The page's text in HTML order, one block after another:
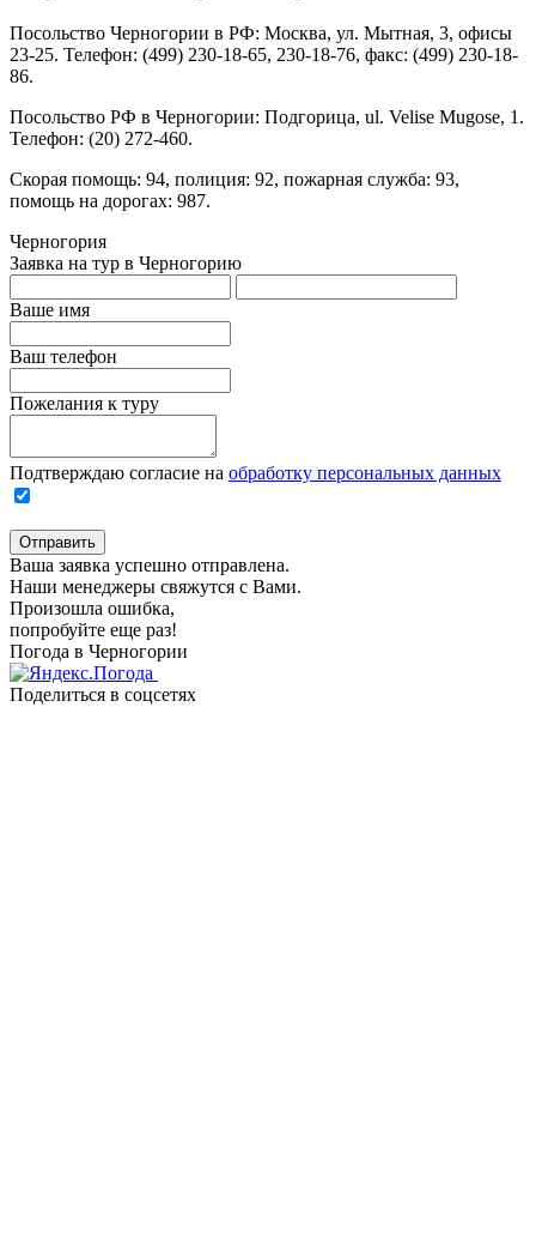
Посольство Черногории в РФ: Москва, ул. Мытная, 3, офисы
23-25. Телефон: (499) 230-18-65, 230-18-76, факс: (499) 230-18-
86.
Посольство РФ в Черногории: Подгорица, ul. Velise Mugose, 1.
Телефон: (20) 272-460.
Скорая помощь: 94, полиция: 92, пожарная служба: 93,
помощь на дорогах: 987.
Черногория
Заявка на тур в Черногорию
Ваше имя
Ваш телефон
Пожелания к туру
Подтверждаю согласие на обработку персональных данных
Отправить
Ваша заявка успешно отправлена.
Наши менеджеры свяжутся с Вами.
Произошла ошибка,
попробуйте еще раз!
Погода в Черногории
Поделиться в соцсетях